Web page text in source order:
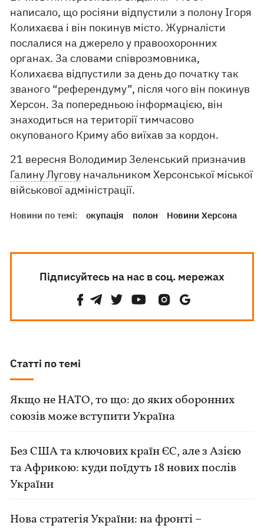
написало, що росіяни відпустили з полону Ігоря
Колихаєва і він покинув місто. Журналісти
послалися на джерело у правоохоронних
органах. За словами співрозмовника,
Колихаєва відпустили за день до початку так
званого “референдуму”, після чого він покинув
Херсон. За попередньою інформацією, він
знаходиться на території тимчасово
окупованого Криму або виїхав за кордон.
21 вересня Володимир Зеленський призначив
Галину Лугову начальником Херсонської міської
військової адміністрації.
Новини по темі: окупація полон Новини Херсона
Підписуйтесь на нас в соц. мережах
Статті по темі
Якщо не НАТО, то що: до яких оборонних
союзів може вступити Україна
Без США та ключових країн ЄС, але з Азією
та Африкою: куди поїдуть 18 нових послів
України
Нова стратегія України: на фронті –